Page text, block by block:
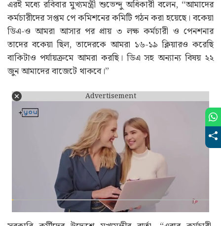
এরই মধ্যে রবিবার মুখ্যমন্ত্রী শুভেন্দু অধিকারী বলেন, “আমাদের
কর্মচারীদের সপ্তম পে কমিশনের কমিটি গঠন করা হয়েছে। বকেয়া
ডিএ-ও আমরা আসার পর প্রায় ৩ লক্ষ কর্মচারী ও পেনশনার
তাদের বকেয়া ছিল, তাদেরকে আমরা ১৬-১৯ ক্লিয়ারও করেছি
বাকিটাও পর্যায়ক্রমে আমরা করছি। ডিএ সহ অন্যান্য বিষয় ২২
জুন আমাদের বাজেটে থাকবে।”
Advertisement